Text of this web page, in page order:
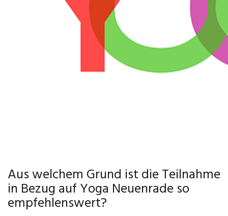
Aus welchem Grund ist die Teilnahme
in Bezug auf Yoga Neuenrade so
empfehlenswert?